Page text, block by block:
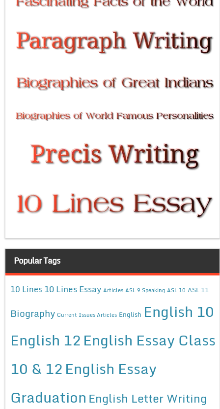
Popular Tags
10 Lines 10 Lines Essay Articles ASL 9 Speaking ASL 10 ASL 11
Biography Current Issues Articles English English 10
English 12English Essay Class
10 & 12English Essay
Graduation English Letter Writing